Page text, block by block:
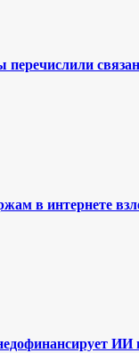
в интернете
ИИ